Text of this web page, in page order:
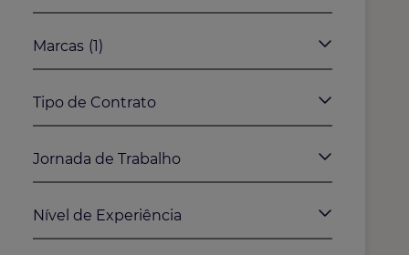
Marcas (1)
Tipo de Contrato
Jornada de Trabalho
Nível de Experiência